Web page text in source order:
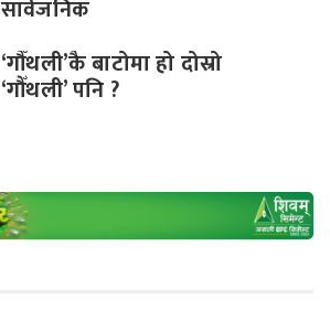
सार्वजनिक
‘गौँथली’कै बाटोमा हो दोस्रो
‘गौँथली’ पनि ?